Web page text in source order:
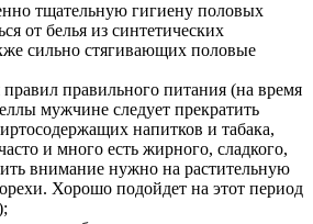
тщательную гигиену половых
от белья из синтетических
сильно стягивающих половые
правильного питания (на время
мужчине следует прекратить
напитков и табака,
и много есть жирного, сладкого,
внимание нужно на растительную
Хорошо подойдет на этот период